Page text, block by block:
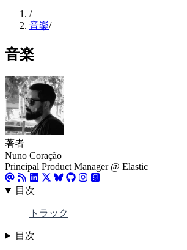
/
音楽/
音楽
著者
Nuno Coração
Principal Product Manager @ Elastic
目次
トラック
目次